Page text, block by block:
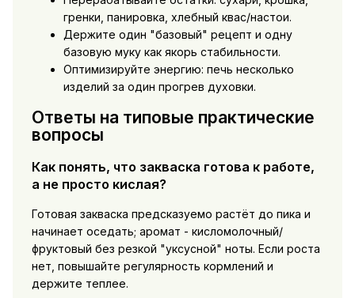
гренки, панировка, хлебный квас/настои.
Держите один "базовый" рецепт и одну
базовую муку как якорь стабильности.
Оптимизируйте энергию: печь несколько
изделий за один прогрев духовки.
Ответы на типовые практические
вопросы
Как понять, что закваска готова к работе,
а не просто кислая?
Готовая закваска предсказуемо растёт до пика и
начинает оседать; аромат - кисломолочный/
фруктовый без резкой "уксусной" ноты. Если роста
нет, повышайте регулярность кормлений и
держите теплее.